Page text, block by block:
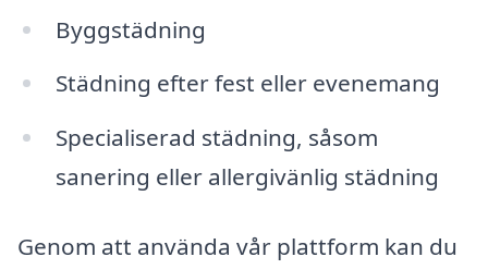
Byggstädning
Städning efter fest eller evenemang
Specialiserad städning, såsom
sanering eller allergivänlig städning
Genom att använda vår plattform kan du